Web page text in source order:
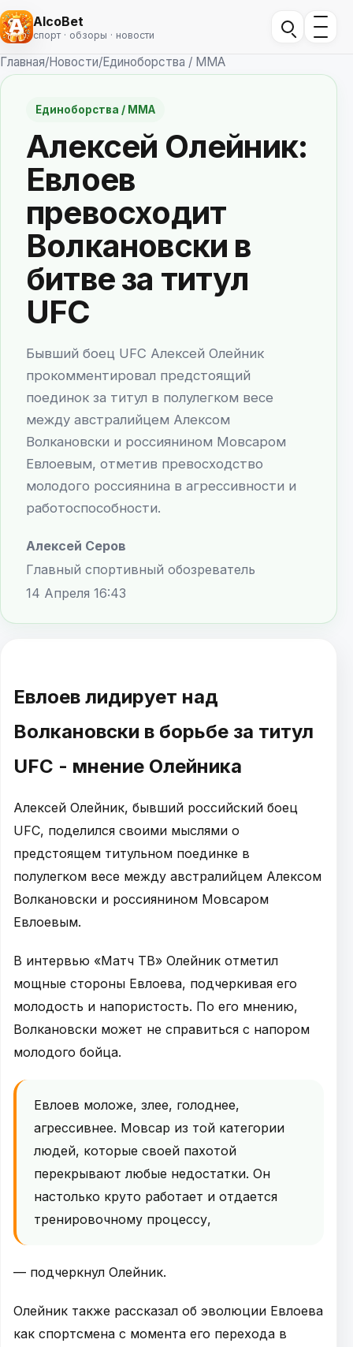
AlcoBet
спорт · обзоры · новости
Главная/Новости/Единоборства / ММА
Единоборства / ММА
Алексей Олейник:
Евлоев
превосходит
Волкановски в
битве за титул
UFC
Бывший боец UFC Алексей Олейник
прокомментировал предстоящий
поединок за титул в полулегком весе
между австралийцем Алексом
Волкановски и россиянином Мовсаром
Евлоевым, отметив превосходство
молодого россиянина в агрессивности и
работоспособности.
Алексей Серов
Главный спортивный обозреватель
14 Апреля 16:43
Евлоев лидирует над
Волкановски в борьбе за титул
UFC - мнение Олейника
Алексей Олейник, бывший российский боец
UFC, поделился своими мыслями о
предстоящем титульном поединке в
полулегком весе между австралийцем Алексом
Волкановски и россиянином Мовсаром
Евлоевым.
В интервью «Матч ТВ» Олейник отметил
мощные стороны Евлоева, подчеркивая его
молодость и напористость. По его мнению,
Волкановски может не справиться с напором
молодого бойца.
Евлоев моложе, злее, голоднее,
агрессивнее. Мовсар из той категории
людей, которые своей пахотой
перекрывают любые недостатки. Он
настолько круто работает и отдается
тренировочному процессу,
— подчеркнул Олейник.
Олейник также рассказал об эволюции Евлоева
как спортсмена с момента его перехода в